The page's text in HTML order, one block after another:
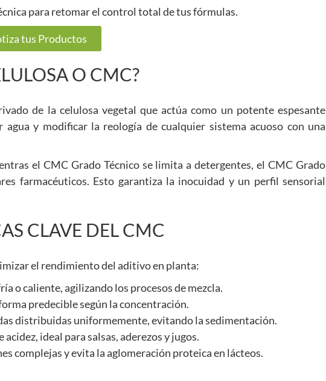
para retomar el control total de tus fórmulas.
tus Productos
O CMC?
de la celulosa vegetal que actúa como un potente espesante
y modificar la reología de cualquier sistema acuoso con una
el CMC Grado Técnico se limita a detergentes, el CMC Grado
farmacéuticos. Esto garantiza la inocuidad y un perfil sensorial
CLAVE DEL CMC
el rendimiento del aditivo en planta:
o caliente, agilizando los procesos de mezcla.
predecible según la concentración.
distribuidas uniformemente, evitando la sedimentación.
ideal para salsas, aderezos y jugos.
complejas y evita la aglomeración proteica en lácteos.